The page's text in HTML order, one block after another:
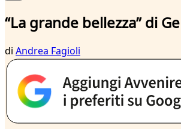
“La grande bellezza” di
di Andrea Fagioli